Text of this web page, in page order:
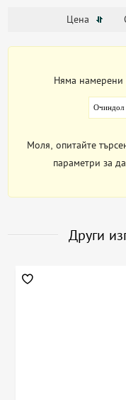
Цена
Няма намерени
Очиндол
Моля, опитайте
параметри за
Други